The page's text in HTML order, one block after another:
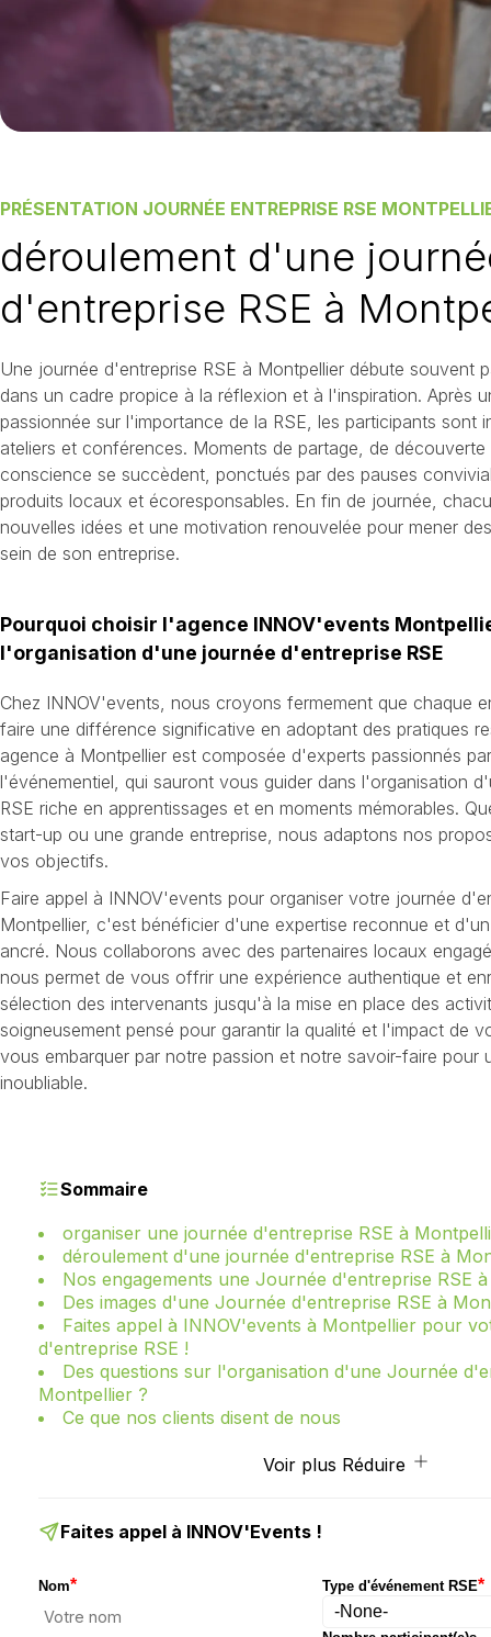
PRÉSENTATION JOURNÉE ENTREPRISE RSE
déroulement d'une
d'entreprise RSE à
Une journée d'entreprise RSE à Montpellier débute souvent
dans un cadre propice à la réflexion et à l'inspiration. Après
passionnée sur l'importance de la RSE, les participants sont
ateliers et conférences. Moments de partage, de découverte
conscience se succèdent, ponctués par des pauses
produits locaux et écoresponsables. En fin de journée,
nouvelles idées et une motivation renouvelée pour mener
sein de son entreprise.
Pourquoi choisir l'agence INNOV'events
l'organisation d'une journée d'entreprise RSE
Chez INNOV'events, nous croyons fermement que chaque
faire une différence significative en adoptant des pratiques
agence à Montpellier est composée d'experts passionnés
l'événementiel, qui sauront vous guider dans l'organisation
RSE riche en apprentissages et en moments mémorables.
start-up ou une grande entreprise, nous adaptons nos
vos objectifs.
Faire appel à INNOV'events pour organiser votre journée
Montpellier, c'est bénéficier d'une expertise reconnue et
ancré. Nous collaborons avec des partenaires locaux
nous permet de vous offrir une expérience authentique et
sélection des intervenants jusqu'à la mise en place des
soigneusement pensé pour garantir la qualité et l'impact de
vous embarquer par notre passion et notre savoir-faire pour
inoubliable.
Sommaire
organiser une journée d'entreprise RSE à
déroulement d'une journée d'entreprise RSE à
Nos engagements une Journée d'entreprise RSE
Des images d'une Journée d'entreprise RSE à
Faites appel à INNOV'events à Montpellier pour
d'entreprise RSE !
Des questions sur l'organisation d'une Journée
Montpellier ?
Ce que nos clients disent de nous
Voir plus Réduire
Faites appel à INNOV'Events !
Nom* Type d'événement RSE*